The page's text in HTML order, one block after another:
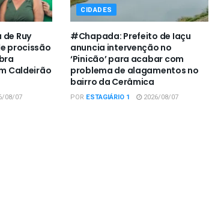
Ruy
procissão
Caldeirão
08/07
CIDADES
#Chapada: Prefeito de Iaçu
anuncia intervenção no
‘Pinicão’ para acabar com
problema de alagamentos no
bairro da Cerâmica
POR ESTAGIÁRIO 1 2026/08/07